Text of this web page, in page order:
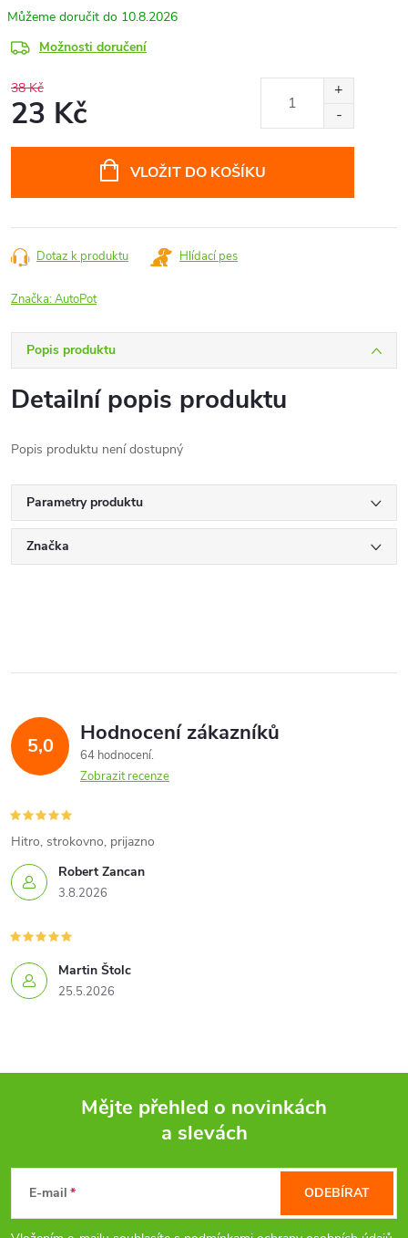
10.8.2026
Možnosti doručení
38 Kč
23 Kč
VLOŽIT DO KOŠÍKU
Dotaz k produktu Hlídací pes
Značka:AutoPot
Popis produktu
Detailní popis produktu
Popis produktu není dostupný
Parametry produktu
Značka
5,0 Hodnocení zákazníků
64 hodnocení
Zobrazit recenze
Robert Zancan
3.8.2026
Hitro, strokovno, prijazno
Martin Štolc
25.5.2026
Mějte přehled o novinkách
a slevách
E-mail ODEBÍRAT